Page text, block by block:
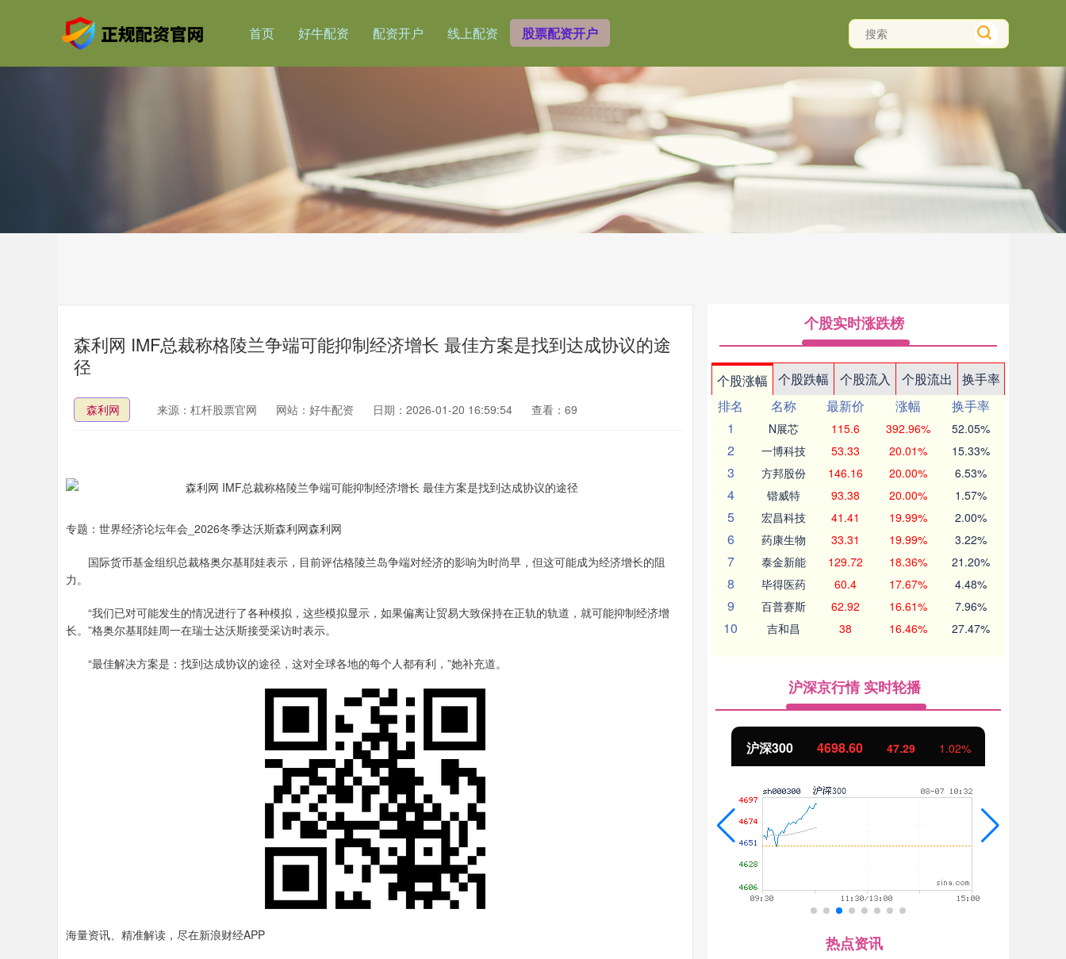
首页 好牛配资 配资开户 线上配资 股票配资开户
森利网 IMF总裁称格陵兰争端可能抑制经济增长 最佳方案是找到达成协议的途
径
森利网 来源：杠杆股票官网 网站：好牛配资 日期：2026-01-20 16:59:54 查看：69
专题：世界经济论坛年会_2026冬季达沃斯森利网森利网
国际货币基金组织总裁格奥尔基耶娃表示，目前评估格陵兰岛争端对经济的影响为时尚早，但这可能成为经济增长的阻
力。
“我们已对可能发生的情况进行了各种模拟，这些模拟显示，如果偏离让贸易大致保持在正轨的轨道，就可能抑制经济增
长。”格奥尔基耶娃周一在瑞士达沃斯接受采访时表示。
“最佳解决方案是：找到达成协议的途径，这对全球各地的每个人都有利，”她补充道。
海量资讯、精准解读，尽在新浪财经APP
个股实时涨跌榜
个股涨幅 个股跌幅 个股流入 个股流出
换手率
排名
名称 最新价 涨幅
换手率
1
N展芯 115.6 392.96% 52.05%
2 一博科技 53.33 20.01% 15.33%
3 方邦股份 146.16 20.00% 6.53%
4 锴威特 93.38 20.00% 1.57%
5 宏昌科技 41.41 19.99% 2.00%
6 药康生物 33.31 19.99% 3.22%
7 泰金新能 129.72 18.36% 21.20%
8 毕得医药 60.4 17.67% 4.48%
9 百普赛斯 62.92 16.61% 7.96%
10 吉和昌 38 16.46% 27.47%
沪深京行情 实时轮播
15.81 0.41% 深证成指 沪深300 4698.60 47.29 1.02%
热点资讯